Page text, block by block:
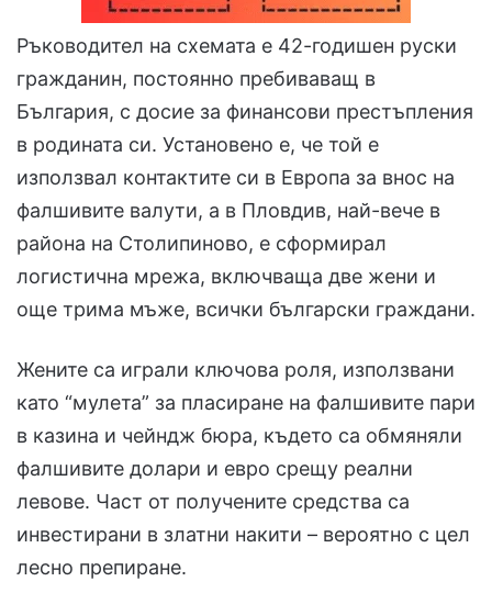
Ръководител на схемата е 42-годишен руски
гражданин, постоянно пребиваващ в
България, с досие за финансови престъпления
в родината си. Установено е, че той е
използвал контактите си в Европа за внос на
фалшивите валути, а в Пловдив, най-вече в
района на Столипиново, е сформирал
логистична мрежа, включваща две жени и
още трима мъже, всички български граждани.
Жените са играли ключова роля, използвани
като “мулета” за пласиране на фалшивите пари
в казина и чейндж бюра, където са обмяняли
фалшивите долари и евро срещу реални
левове. Част от получените средства са
инвестирани в златни накити – вероятно с цел
лесно препиране.